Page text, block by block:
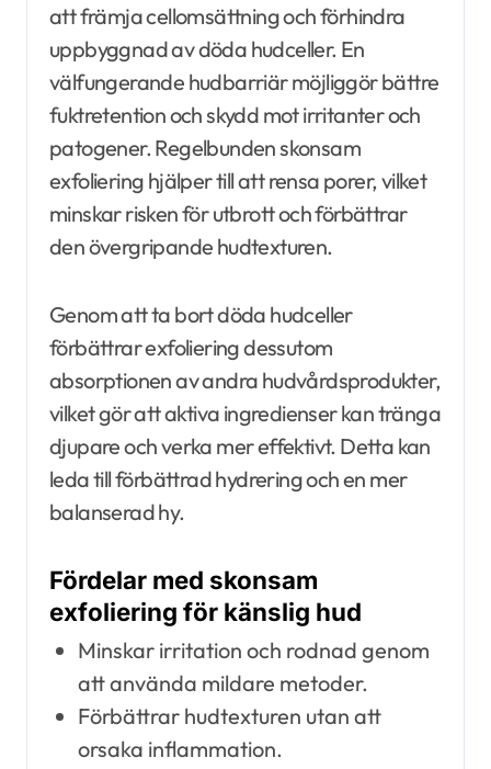
att främja cellomsättning och förhindra
uppbyggnad av döda hudceller. En
välfungerande hudbarriär möjliggör bättre
fuktretention och skydd mot irritanter och
patogener. Regelbunden skonsam
exfoliering hjälper till att rensa porer, vilket
minskar risken för utbrott och förbättrar
den övergripande hudtexturen.
Genom att ta bort döda hudceller
förbättrar exfoliering dessutom
absorptionen av andra hudvårdsprodukter,
vilket gör att aktiva ingredienser kan tränga
djupare och verka mer effektivt. Detta kan
leda till förbättrad hydrering och en mer
balanserad hy.
Fördelar med skonsam
exfoliering för känslig hud
Minskar irritation och rodnad genom
att använda mildare metoder.
Förbättrar hudtexturen utan att
orsaka inflammation.